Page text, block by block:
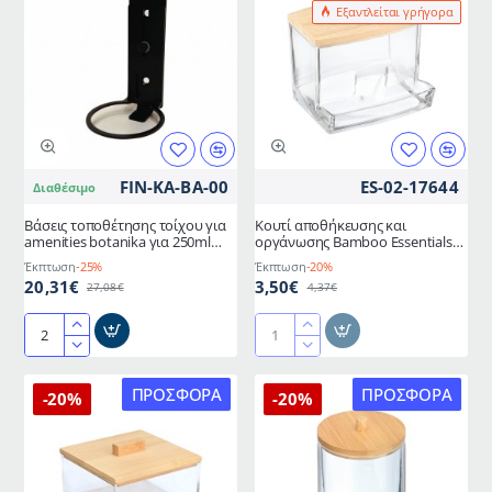
ντεμακιγιάζ
Iταλίας
Διαθέσιμο FIN-ΚΑ-ΒΑ-00
Βάσεις τοποθέτησης τοίχου για
amenities botanika για 250ml
συσκευασία 2 τεμαχίων
Έκπτωση-25%
20,31€ 27,08€
Βάσεις
τοίχου
για
botanika
Εξαντλείται γρήγορα
ES-02-17644
Κουτί αποθήκευσης και
οργάνωσης Bamboo Essentials
για μπατονέτες διαστάσεων
9x7.5x7cm με καπάκι
Έκπτωση-20%
3,50€ 4,37€
Κουτί
και
οργάνωσης
Essentials
ΠΡΟΣΦΟΡΆ
-20% ΠΡΟΣΦΟΡΆ
-20%